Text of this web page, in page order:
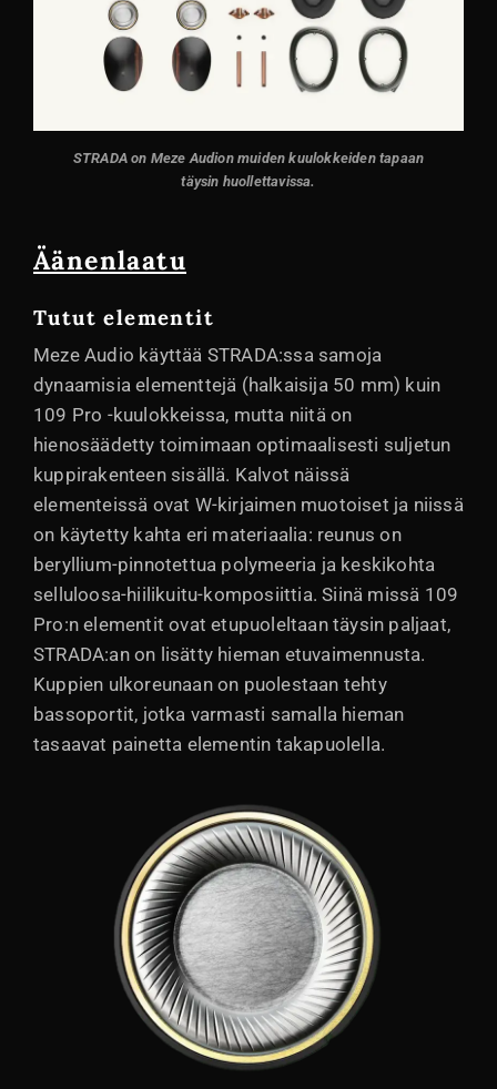
STRADA on Meze Audion muiden kuulokkeiden tapaan
täysin huollettavissa.
Äänenlaatu
Tutut elementit
Meze Audio käyttää STRADA:ssa samoja
dynaamisia elementtejä (halkaisija 50 mm) kuin
109 Pro -kuulokkeissa, mutta niitä on
hienosäädetty toimimaan optimaalisesti suljetun
kuppirakenteen sisällä. Kalvot näissä
elementeissä ovat W-kirjaimen muotoiset ja niissä
on käytetty kahta eri materiaalia: reunus on
beryllium-pinnotettua polymeeria ja keskikohta
selluloosa-hiilikuitu-komposiittia. Siinä missä 109
Pro:n elementit ovat etupuoleltaan täysin paljaat,
STRADA:an on lisätty hieman etuvaimennusta.
Kuppien ulkoreunaan on puolestaan tehty
bassoportit, jotka varmasti samalla hieman
tasaavat painetta elementin takapuolella.